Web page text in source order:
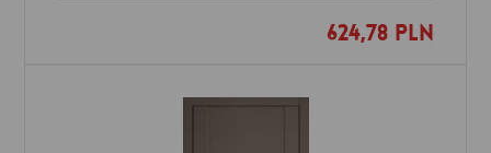
624,78 PLN
Dodaj do ulubionych